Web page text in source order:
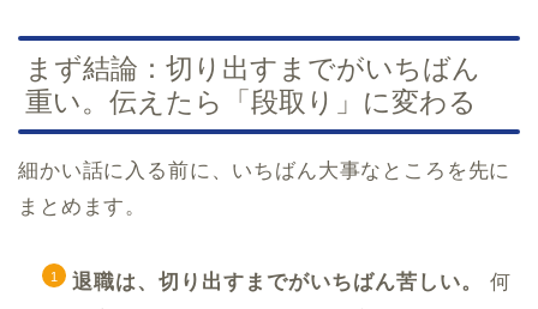
まず結論：切り出すまでがいちばん
重い。伝えたら「段取り」に変わる
細かい話に入る前に、いちばん大事なところを先に
まとめます。
退職は、切り出すまでがいちばん苦しい。
何